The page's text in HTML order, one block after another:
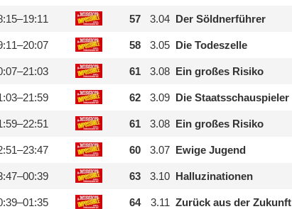
19:11 57 3.04 Der Söldnerführer
20:07 58 3.05 Die Todeszelle
21:03 61 3.08 Ein großes Risiko
21:59 62 3.09 Die Staatsschauspieler
22:51 61 3.08 Ein großes Risiko
23:47 60 3.07 Ewige Jugend
00:39 63 3.10 Halluzinationen
01:35 64 3.11 Zurück aus der Zukunft